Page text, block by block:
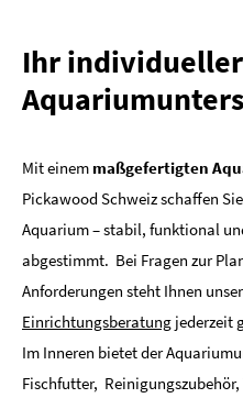
Ihr individueller
Mit einem maßgefertigten
Pickawood Schweiz schaffen
Aquarium – stabil, funktional
abgestimmt. Bei Fragen zur
Anforderungen steht Ihnen
Einrichtungsberatung jederzeit
Im Inneren bietet der
Fischfutter,